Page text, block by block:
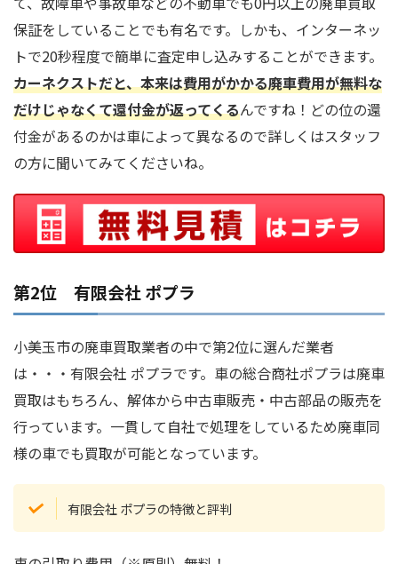
保証をしていることでも有名です。しかも、インターネッ
トで20秒程度で簡単に査定申し込みすることができます。
カーネクストだと、本来は費用がかかる廃車費用が無料な
だけじゃなくて還付金が返ってくるんですね！どの位の還
付金があるのかは車によって異なるので詳しくはスタッフ
の方に聞いてみてくださいね。
第2位 有限会社 ポプラ
小美玉市の廃車買取業者の中で第2位に選んだ業者
は・・・有限会社 ポプラです。車の総合商社ポプラは廃車
買取はもちろん、解体から中古車販売・中古部品の販売を
行っています。一貫して自社で処理をしているため廃車同
様の車でも買取が可能となっています。
有限会社 ポプラの特徴と評判